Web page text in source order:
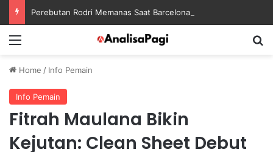
Home / Info Pemain
Info Pemain
Fitrah Maulana Bikin
Kejutan: Clean Sheet Debut